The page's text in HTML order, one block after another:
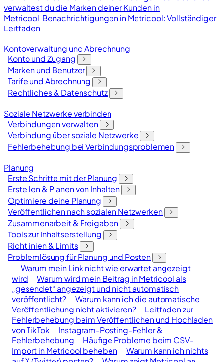
verwaltest du die Marken deiner Kunden in
Metricool Benachrichtigungen in Metricool: Vollständiger
Leitfaden
Kontoverwaltung und Abrechnung
Konto und Zugang
Marken und Benutzer
Tarife und Abrechnung
Rechtliches & Datenschutz
Soziale Netzwerke verbinden
Verbindungen verwalten
Verbindung über soziale Netzwerke
Fehlerbehebung bei Verbindungsproblemen
Planung
Erste Schritte mit der Planung
Erstellen & Planen von Inhalten
Optimiere deine Planung
Veröffentlichen nach sozialen Netzwerken
Zusammenarbeit & Freigaben
Tools zur Inhaltserstellung
Richtlinien & Limits
Problemlösung für Planung und Posten
Warum mein Link nicht wie erwartet angezeigt
wird
Warum wird mein Beitrag in Metricool als
„gesendet“ angezeigt und nicht automatisch
veröffentlicht?
Warum kann ich die automatische
Veröffentlichung nicht aktivieren?
Leitfaden zur
Fehlerbehebung beim Veröffentlichen und Hochladen
von TikTok
Instagram-Posting-Fehler &
Fehlerbehebung
Häufige Probleme beim CSV-
Import in Metricool beheben
Warum kann ich nichts